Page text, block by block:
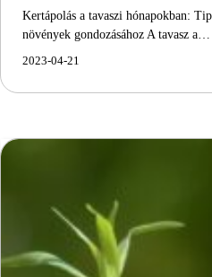
Kertápolás a tavaszi hónapokban:
növények gondozásához A tavasz a…
2023-04-21